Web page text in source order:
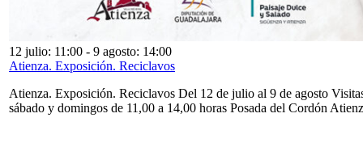
12 julio: 11:00 - 9 agosto: 14:00
Atienza. Exposición. Reciclavos
Atienza. Exposición. Reciclavos Del 12 de julio al 9 de agosto
sábado y domingos de 11,00 a 14,00 horas Posada del Cordón